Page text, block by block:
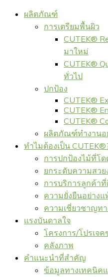
ผลิตภัณฑ์
การเตรียมพื้นผิว
CUTEK®
มาใหม่
CUTEK®
ทั่วไป
ปกป้อง
CUTEK®
CUTEK®
CUTEK®
ผลิตภัณฑ์ทำงานอ
ทำไมต้องเป็น
การปกป้องไม้ที่โ
ยกระดับความสว
การบริการลูกค้า
ความยั่งยืนอย่างแ
ความเชี่ยวชาญท
แรงบันดาลใจ
โครงการ/โปรเจ
คลังภาพ
คำแนะนำที่สำคัญ
ข้อมูลทางเทคนิค